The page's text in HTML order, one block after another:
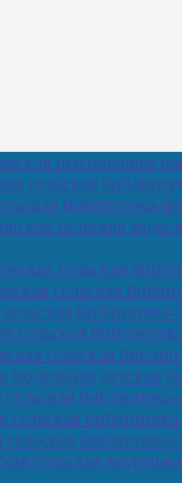
центральная
сельская
библиотека-
сельская
сельская
сельская
сельская
сельская
сельская
модельная детская
сельская
сельская
сельская
сельская